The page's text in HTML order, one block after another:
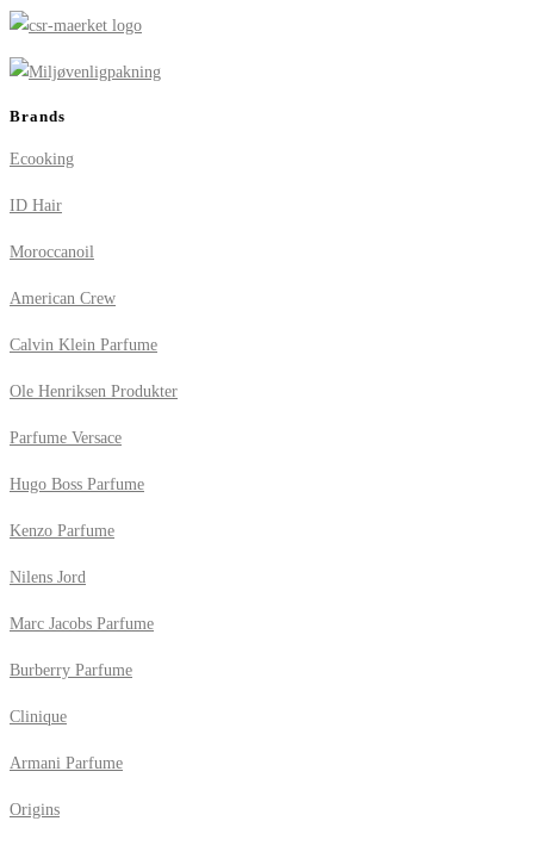
Brands
Ecooking
ID Hair
Moroccanoil
American Crew
Calvin Klein Parfume
Ole Henriksen Produkter
Parfume Versace
Hugo Boss Parfume
Kenzo Parfume
Nilens Jord
Marc Jacobs Parfume
Burberry Parfume
Clinique
Armani Parfume
Origins